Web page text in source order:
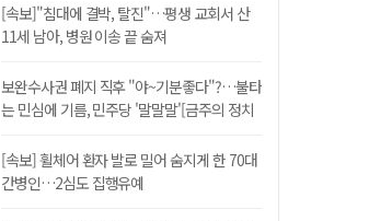
[속보]"침대에 결박, 탈진"…평생 교회서 산
11세 남아, 병원 이송 끝 숨져
보완수사권 폐지 직후 "야~기분좋다"?…불타
는 민심에 기름, 민주당 '말말말'[금주의 정치
[속보] 휠체어 환자 발로 밀어 숨지게 한 70대
간병인…2심도 집행유예